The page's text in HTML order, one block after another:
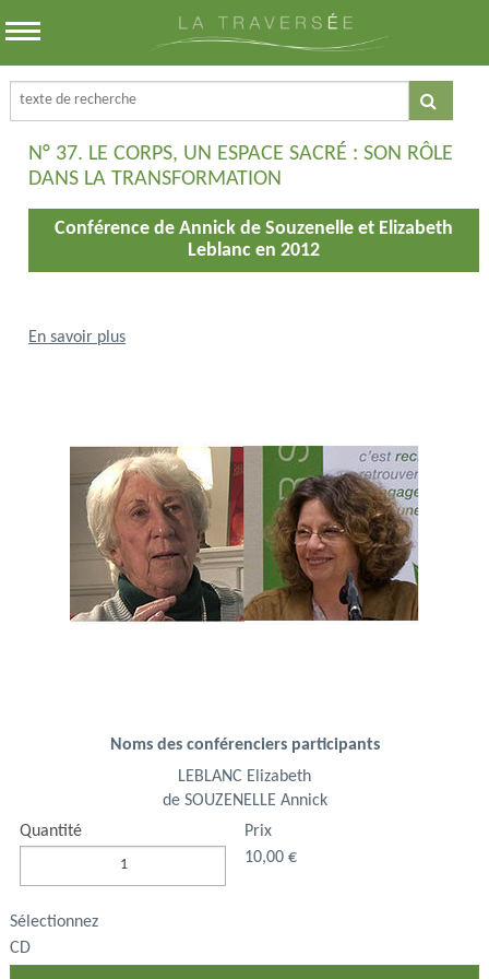
N° 37. LE CORPS, UN ESPACE SACRÉ : SON RÔLE
DANS LA TRANSFORMATION
Conférence de Annick de Souzenelle et Elizabeth
Leblanc en 2012
En savoir plus
Noms des conférenciers participants
LEBLANC Elizabeth
de SOUZENELLE Annick
Quantité
Prix
10,00 €
Sélectionnez
CD